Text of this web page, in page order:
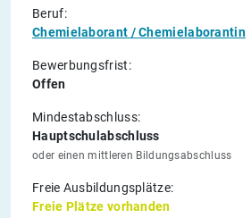
Beruf:
Chemielaborant / Chemielaborantin
Bewerbungsfrist:
Offen
Mindestabschluss:
Hauptschulabschluss
oder einen mittleren Bildungsabschluss
Freie Ausbildungsplätze:
Freie Plätze vorhanden